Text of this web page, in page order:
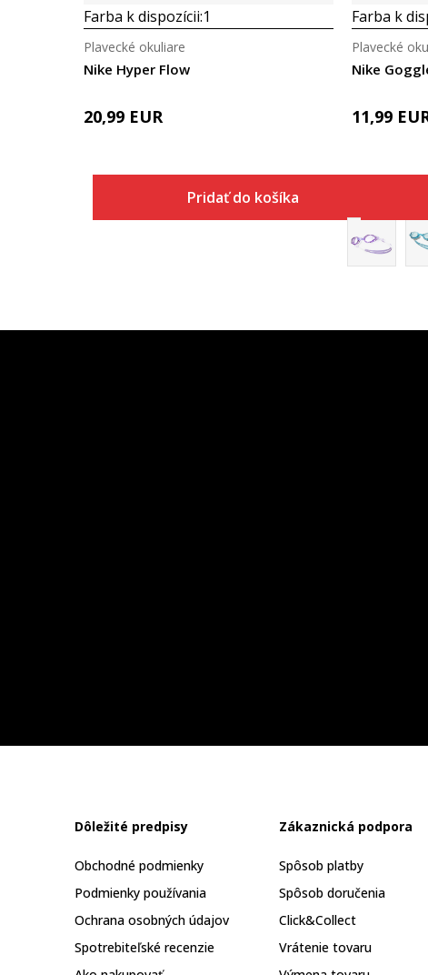
Farba k dispozícii:1
Nike Hyper Flow
Plavecké okuliare
20,99 EUR
Pridať do košíka
Farba k
Nike
Plavecké
11,99
Dôležité predpisy
Obchodné podmienky
Podmienky používania
Ochrana osobných údajov
Spotrebiteľské recenzie
Zákaznická podpora
Spôsob platby
Spôsob doručenia
Click&Collect
Vrátenie tovaru